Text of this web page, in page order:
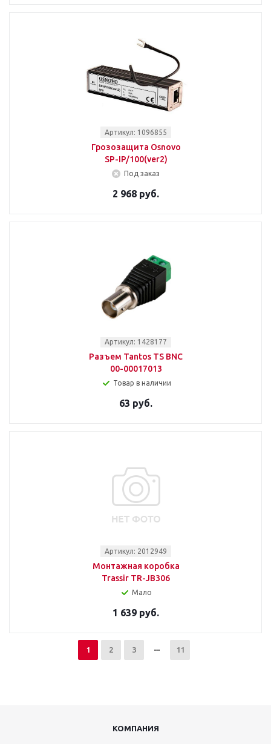
Артикул: 1096855
Грозозащита Osnovo
SP-IP/100(ver2)
Под заказ
2 968 руб.
Артикул: 1428177
Разъем Tantos TS BNC
00-00017013
Товар в наличии
63 руб.
Артикул: 2012949
Монтажная коробка
Trassir TR-JB306
Мало
1 639 руб.
1 2 3 11
КОМПАНИЯ